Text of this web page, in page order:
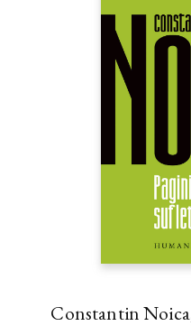
Constantin